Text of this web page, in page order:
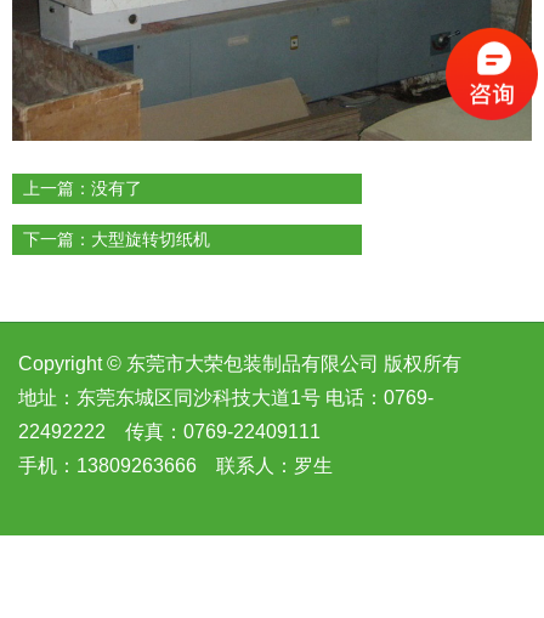
上一篇：没有了
下一篇： 大型旋转切纸机
Copyright © 东莞市大荣包装制品有限公司 版权所有
地址：东莞东城区同沙科技大道1号 电话：0769-
22492222 传真：0769-22409111
手机：13809263666 联系人：罗生